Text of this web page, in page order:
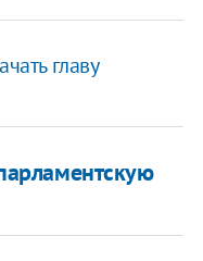
главу